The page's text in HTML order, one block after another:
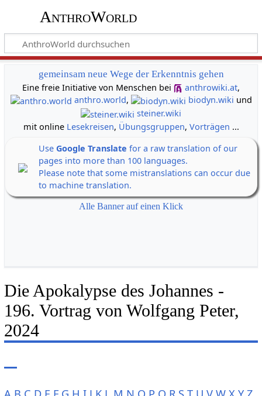
AnthroWorld
gemeinsam neue Wege der Erkenntnis gehen
Eine freie Initiative von Menschen bei
anthrowiki.at,
anthro.world, biodyn.wiki und
steiner.wiki
mit online Lesekreisen, Übungsgruppen, Vorträgen ...
Use Google Translate for a raw translation of our
pages into more than 100 languages.
Please note that some mistranslations can occur due
to machine translation.
Alle Banner auf einen Klick
Die Apokalypse des Johannes -
196. Vortrag von Wolfgang Peter,
2024